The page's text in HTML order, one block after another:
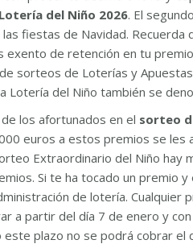
Lotería del Niño 2026. El
fiestas de Navidad. Recuerda
exento de retención en tu
sorteos de Loterías y
Lotería del Niño también se
los afortunados en el sorteo
euros a estos premios se les
Extraordinario del Niño hay
Si te ha tocado un premio
de lotería.
a partir del día 7 de enero y
este plazo no se podrá cobrar